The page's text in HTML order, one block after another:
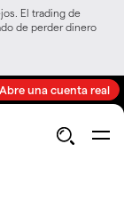
El trading de
de perder dinero
Abre una cuenta real